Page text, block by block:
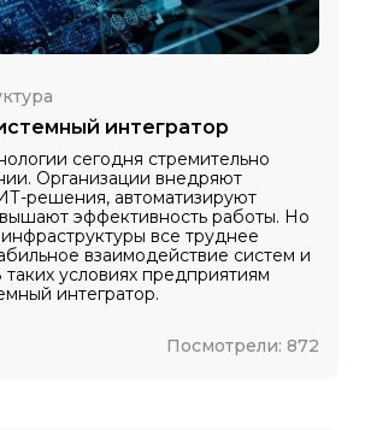
интегратор
сегодня стремительно
Организации внедряют
решения, автоматизируют
эффективность работы. Но
все труднее
взаимодействие систем и
условиях предприятиям
интегратор.
Посмотрели: 872